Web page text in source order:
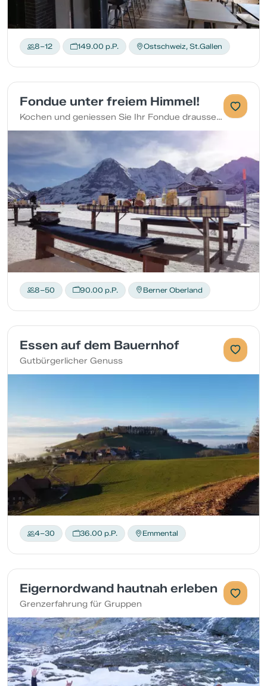
8–12 149.00 p.P. Ostschweiz, St.Gallen
Fondue unter freiem Himmel!
Kochen und geniessen Sie Ihr Fondue draussen!
8–50 90.00 p.P. Berner Oberland
Essen auf dem Bauernhof
Gutbürgerlicher Genuss
4–30 36.00 p.P. Emmental
Eigernordwand hautnah erleben
Grenzerfahrung für Gruppen